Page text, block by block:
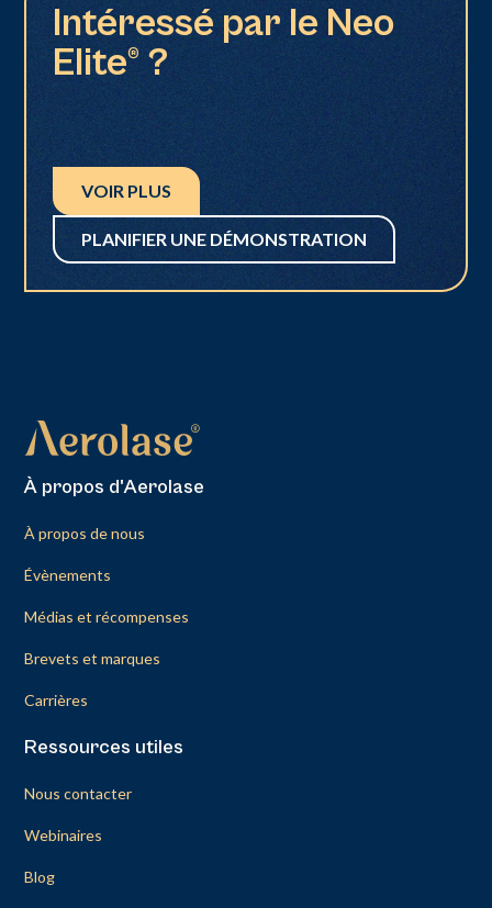
Intéressé par le Neo
Elite® ?
VOIR PLUS
PLANIFIER UNE DÉMONSTRATION
À propos d'Aerolase
À propos de nous
Évènements
Médias et récompenses
Brevets et marques
Carrières
Ressources utiles
Nous contacter
Webinaires
Blog